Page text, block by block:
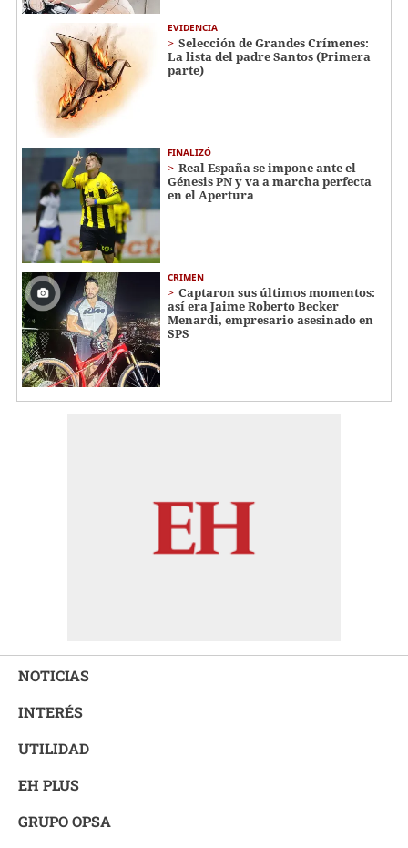
EVIDENCIA
Selección de Grandes Crímenes:
La lista del padre Santos (Primera
parte)
FINALIZÓ
Real España se impone ante el
Génesis PN y va a marcha perfecta
en el Apertura
CRIMEN
Captaron sus últimos momentos:
así era Jaime Roberto Becker
Menardi​​​, empresario asesinado en
SPS
NOTICIAS
INTERÉS
UTILIDAD
EH PLUS
GRUPO OPSA